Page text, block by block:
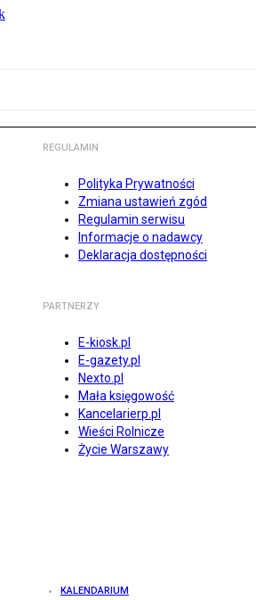
REGULAMIN
Polityka Prywatności
Zmiana ustawień zgód
Regulamin serwisu
Informacje o nadawcy
Deklaracja dostępności
PARTNERZY
E-kiosk.pl
E-gazety.pl
Nexto.pl
Mała księgowość
Kancelarierp.pl
Wieści Rolnicze
Życie Warszawy
KALENDARIUM